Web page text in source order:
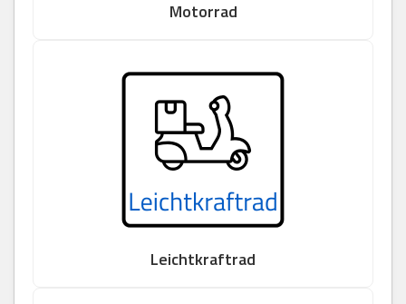
Motorrad
Leichtkraftrad